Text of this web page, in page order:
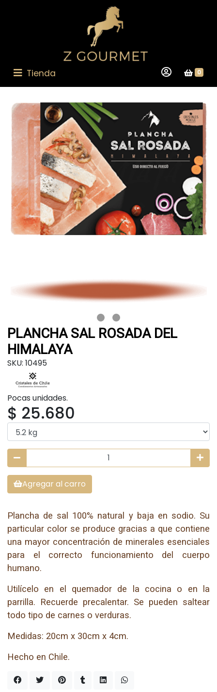
Tienda 0
PLANCHA SAL ROSADA DEL
HIMALAYA
SKU: 10495
Pocas unidades.
$ 25.680
Agregar al carro
Plancha de sal 100% natural y baja en sodio. Su
particular color se produce gracias a que contiene
una mayor concentración de minerales esenciales
para el correcto funcionamiento del cuerpo
humano.
Utilícelo en el quemador de la cocina o en la
parrilla. Recuerde precalentar. Se pueden saltear
todo tipo de carnes o verduras.
Medidas: 20cm x 30cm x 4cm.
Hecho en Chile.